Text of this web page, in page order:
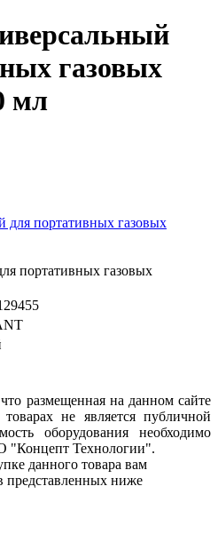
газовых
мл
портативных газовых
размещенная на данном сайте
не является публичной
оборудования необходимо
"Концепт Технологии".
данного товара вам
представленных ниже